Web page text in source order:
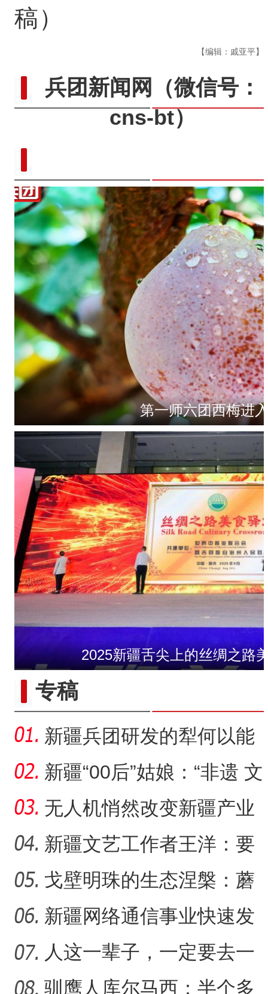
稿）
【编辑：戚亚平】
兵团新闻网
（微信号：
cns-bt）
第一师六团西梅进
新疆石河子：打造“空中丝
新疆石河子：国际物
2025新疆舌尖上的丝绸之路
新疆戈壁滩上番茄
专稿
新疆兵团研发的犁何以能
走出国门？
新疆“00后”姑娘：“非遗 文
创”让传统文化“潮”
无人机悄然改变新疆产业
生产方式
新疆文艺工作者王洋：要
把美好的家乡唱给更多人
听
戈壁明珠的生态涅槃：蘑
菇湖水库的生态戍边战
新疆网络通信事业快速发
展 拉近世界与新疆距离
人这一辈子，一定要去一
趟新星市！
驯鹰人库尔马西：半个多